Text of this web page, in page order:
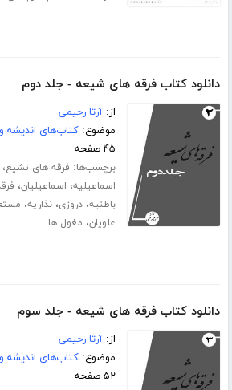
دانلود کتاب فرقه های شیعه - جلد دوم
از:آرتا رحیمی
موضوع:کتاب‌های
۴۵ صفحه
برچسب‌ها: فرقه های تشیع،
اسماعیلیه، اسماعیلیان،
باطنیه،دروزی،نذاریه،
علویان، مغول ها
دانلود کتاب فرقه های شیعه - جلد سوم
از:آرتا رحیمی
موضوع:کتاب‌های
۵۲ صفحه